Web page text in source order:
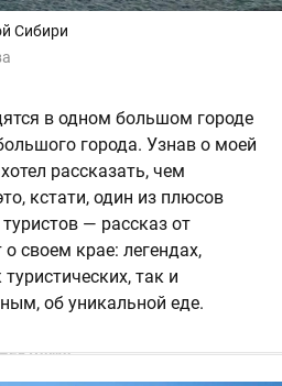
Сибири
в одном большом городе
города. Узнав о моей
рассказать, чем
кстати, один из плюсов
— рассказ от
своем крае: легендах,
так и
об уникальной еде.